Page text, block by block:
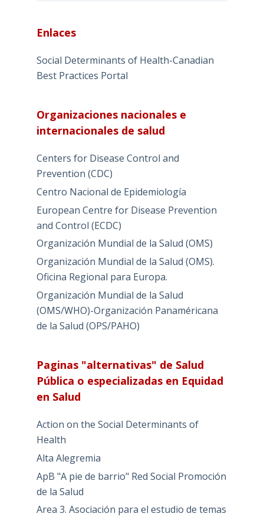
Enlaces
Social Determinants of Health-Canadian
Best Practices Portal
Organizaciones nacionales e
internacionales de salud
Centers for Disease Control and
Prevention (CDC)
Centro Nacional de Epidemiología
European Centre for Disease Prevention
and Control (ECDC)
Organización Mundial de la Salud (OMS)
Organización Mundial de la Salud (OMS).
Oficina Regional para Europa.
Organización Mundial de la Salud
(OMS/WHO)-Organización Panaméricana
de la Salud (OPS/PAHO)
Paginas "alternativas" de Salud
Pública o especializadas en Equidad
en Salud
Action on the Social Determinants of
Health
Alta Alegremia
ApB "A pie de barrio" Red Social Promoción
de la Salud
Area 3. Asociación para el estudio de temas